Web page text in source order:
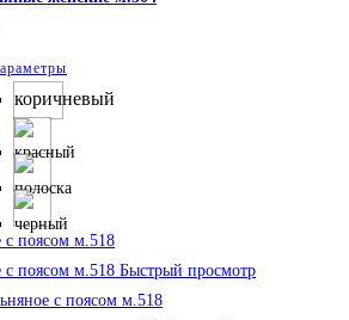
товар
несколько
вариаций.
Опции
можно
выбрать
на
коричневый
Быстрый просмотр